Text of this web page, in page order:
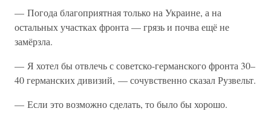
— Погода благоприятная только на Украине, а на
остальных участках фронта — грязь и почва ещё не
замёрзла.
— Я хотел бы отвлечь с советско-германского фронта 30–
40 германских дивизий, — сочувственно сказал Рузвельт.
— Если это возможно сделать, то было бы хорошо.